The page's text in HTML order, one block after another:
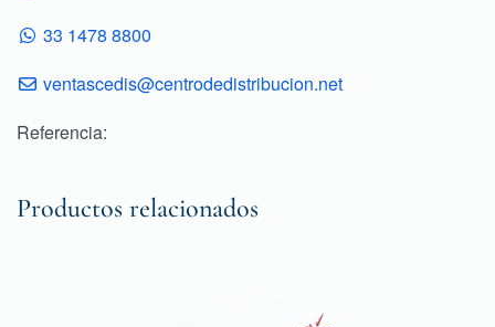
33 1478 8800
ventascedis@centrodedistribucion.net
Referencia:
Productos relacionados